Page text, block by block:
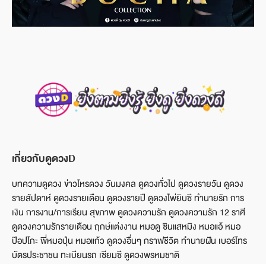
เกี่ยวกับดูดวงD
บทความดูดวง ข่าวโหรดวง วันมงคล ดูดวงทั่วไป ดูดวงรายวัน ดูดวง
รายสัปดาห์ ดูดวงรายเดือน ดูดวงรายปี ดูดวงไพ่ยิบซี ทำนายรัก การ
เงิน การงาน/การเรียน สุขภาพ ดูดวงความรัก ดูดวงความรัก 12 ราศี
ดูดวงความรักรายเดือน ฤกษ์แต่งงาน หมอดู ซินแสหมิง หมอแอ้ หมอ
ป๊อปโกะ พี่หมอปุ่น หมอแก้ว ดูดวงอื่นๆ กราฟชีวิต ทำนายฝัน เบอร์โทร
บัตรประชาชน ทะเบียนรถ เซียมซี ดูดวงพรหมชาติ